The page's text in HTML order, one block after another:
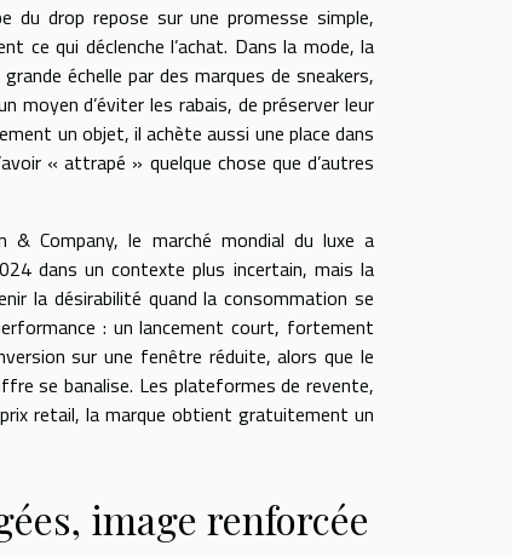
du drop repose sur une promesse simple,
ce qui déclenche l’achat. Dans la mode, la
échelle par des marques de sneakers,
d’éviter les rabais, de préserver leur
un objet, il achète aussi une place dans
« attrapé » quelque chose que d’autres
& Company, le marché mondial du luxe a
dans un contexte plus incertain, mais la
la désirabilité quand la consommation se
: un lancement court, fortement
sur une fenêtre réduite, alors que le
se banalise. Les plateformes de revente,
retail, la marque obtient gratuitement un
image renforcée